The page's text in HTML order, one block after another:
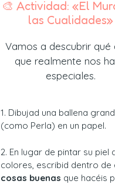
🎨 Actividad: «El
las Cualidades»
Vamos a descubrir qué
que realmente nos
especiales.
1. Dibujad una ballena
(como Perla) en un papel.
2. En lugar de pintar su piel
colores, escribid dentro de
cosas buenas que hacéis